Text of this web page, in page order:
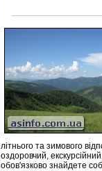
Лічільник
літнього та зимового
оздоровчий,
обов'язково знайдете